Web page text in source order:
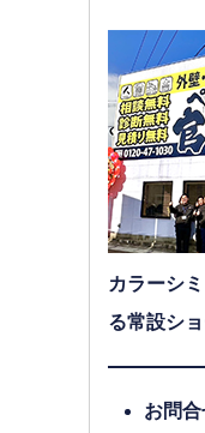
カラーシ
る常設シ
お問